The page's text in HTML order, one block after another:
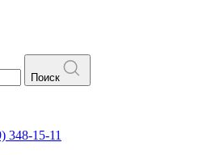
Поиск
348-15-11